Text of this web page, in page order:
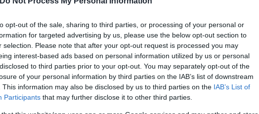
opt-out of the sale, sharing to third parties, or processing of your personal or
for targeted advertising by us, please use the below opt-out section to
selection. Please note that after your opt-out request is processed you may
interest-based ads based on personal information utilized by us or personal
to third parties prior to your opt-out. You may separately opt-out of the
of your personal information by third parties on the IAB’s list of downstream
This information may also be disclosed by us to third parties on the IAB’s List of
Participants that may further disclose it to other third parties.